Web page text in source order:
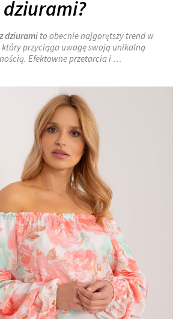
dziurami to obecnie najgorętszy trend w
przyciąga uwagę swoją unikalną
Efektowne przetarcia i …